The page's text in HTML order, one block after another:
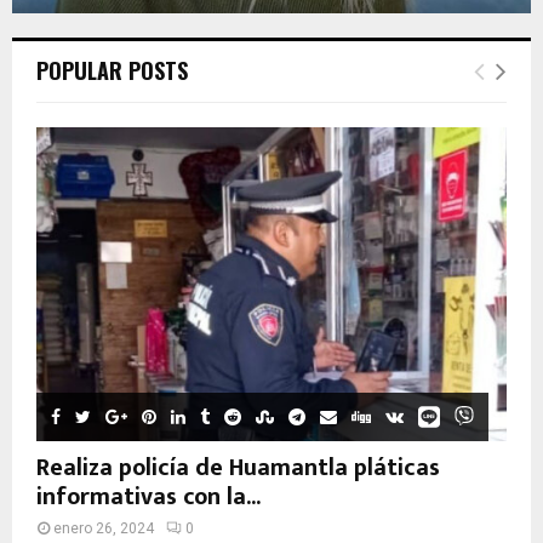
POPULAR POSTS
Realiza policía de Huamantla pláticas
informativas con la...
enero 26, 2024 0